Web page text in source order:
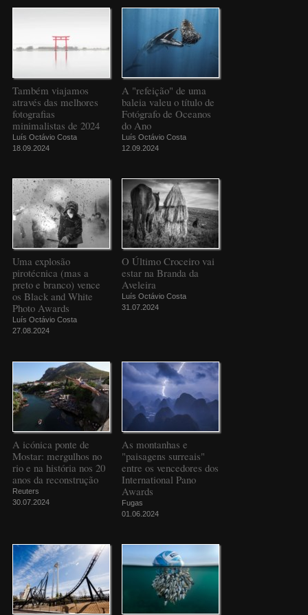
Também viajamos
através das melhores
fotografias
minimalistas de 2024
Luís Octávio Costa
18.09.2024
A "refeição" de uma
baleia valeu o título de
Fotógrafo de Oceanos
do Ano
Luís Octávio Costa
12.09.2024
Uma explosão
pirotécnica (mas a
preto e branco) vence
os Black and White
Photo Awards
Luís Octávio Costa
27.08.2024
O Último Croceiro vai
estar na Branda da
Aveleira
Luís Octávio Costa
31.07.2024
A icónica ponte de
Mostar: mergulhos no
rio e na história nos 20
anos da reconstrução
Reuters
30.07.2024
As montanhas e
"paisagens surreais"
entre os vencedores dos
International Pano
Awards
Fugas
01.06.2024